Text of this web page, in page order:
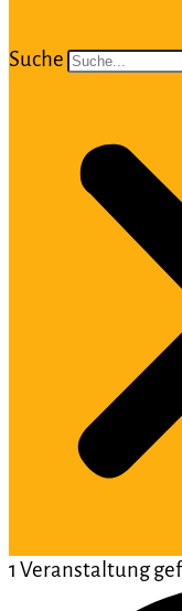
Suche
1 Veranstaltung